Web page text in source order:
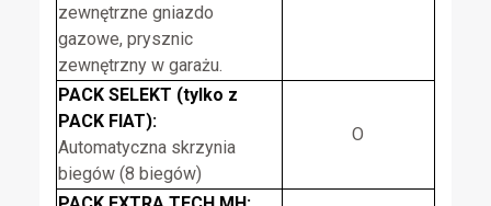
zewnętrzne gniazdo
gazowe, prysznic
zewnętrzny w garażu.
PACK SELEKT (tylko z
PACK FIAT):
Automatyczna skrzynia
biegów (8 biegów)
O